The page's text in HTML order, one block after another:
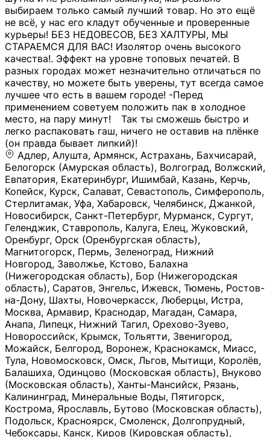
выбираем только самый лучший товар. Но это ещё
не всё, у нас его кладут обученные и проверенные
курьеры! БЕЗ НЕДОВЕСОВ, БЕЗ ХАЛТУРЫ, МЫ
СТАРАЕМСЯ ДЛЯ ВАС! Изолятор очень высокого
качества!. Эффект на уровне топовых печатей. В
разных городах может незначительно отличаться по
качеству, но можете быть уверены, тут всегда самое
лучшее что есть в вашем городе! -Перед
применением советуем положить пак в холодное
место, на пару минут!⠀ Так ты сможешь быстро и
легко распаковать гаш, ничего не оставив на плёнке
(он правда бывает липкий)!
Адлер, Алушта, Армянск, Астрахань, Бахчисарай,
Белогорск (Амурская область), Волгоград, Волжский,
Евпатория, Екатеринбург, Ишимбай, Казань, Керчь,
Копейск, Курск, Салават, Севастополь, Симферополь,
Стерлитамак, Уфа, Хабаровск, Челябинск, Джанкой,
Новосибирск, Санкт-Петербург, Мурманск, Сургут,
Геленджик, Ставрополь, Калуга, Елец, Жуковский,
Оренбург, Орск (Оренбургская область),
Магнитогорск, Пермь, Зеленоград, Нижний
Новгород, Заволжье, Кстово, Балахна
(Нижегородская область), Бор (Нижегородская
область), Саратов, Энгельс, Ижевск, Тюмень, Ростов-
на-Дону, Шахты, Новочеркасск, Люберцы, Истра,
Москва, Армавир, Краснодар, Магадан, Самара,
Анапа, Липецк, Нижний Тагил, Орехово-Зуево,
Новороссийск, Крымск, Тольятти, Звенигород,
Можайск, Белгород, Воронеж, Краснокамск, Миасс,
Тула, Новомосковск, Омск, Льгов, Мытищи, Королёв,
Балашиха, Одинцово (Московская область), Внуково
(Московская область), Ханты-Мансийск, Рязань,
Калининград, Минеральные Воды, Пятигорск,
Кострома, Ярославль, Бутово (Московская область),
Подольск, Красноярск, Смоленск, Долгопрудный,
Чебоксары, Канск, Киров (Кировская область),